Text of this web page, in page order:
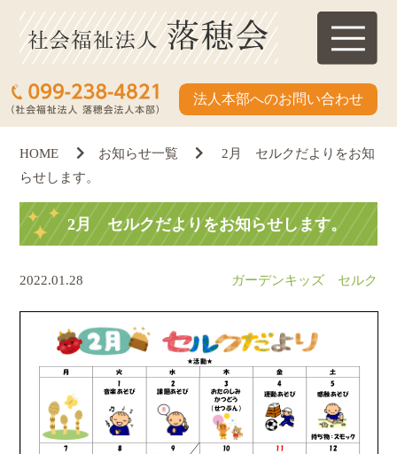
法人本部へのお問い合わせ
HOME お知らせ一覧
2月 セルクだよりをお知
らせします。
2月 セルクだよりをお知らせします。
ガーデンキッズ セルク
2022.01.28